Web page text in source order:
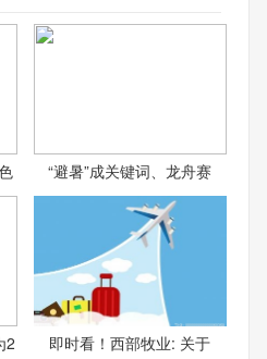
“避暑”成关键词、龙舟赛
2 即时看！西部牧业: 关于